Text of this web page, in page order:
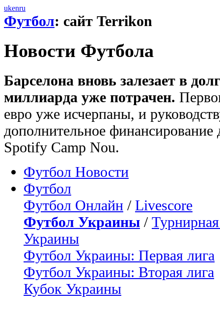
ukenru
Футбол: сайт Terrikon
Новости Футбола
Барселона вновь залезает в
миллиарда уже потрачен.
евро уже исчерпаны, и
дополнительное финансирование
Spotify Camp Nou.
Футбол Новости
Футбол
Футбол Онлайн / Livescore
Футбол Украины /
Украины
Футбол Украины: Первая лига
Футбол Украины: Вторая лига
Кубок Украины